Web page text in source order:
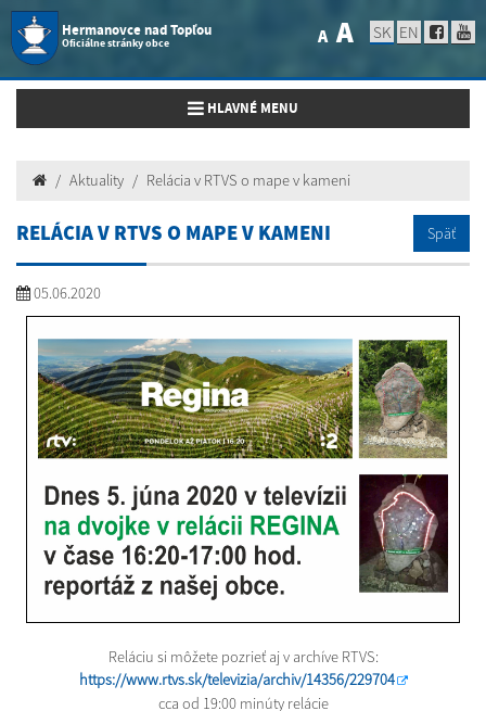
Hermanovce nad Topľou
Oficiálne stránky obce A A SK EN
Toggle navigation
HLAVNÉ MENU
Aktuality Relácia v RTVS o mape v kameni
RELÁCIA V RTVS O MAPE V KAMENI Späť
05.06.2020
Reláciu si môžete pozrieť aj v archíve RTVS:
https://www.rtvs.sk/televizia/archiv/14356/229704
cca od 19:00 minúty relácie